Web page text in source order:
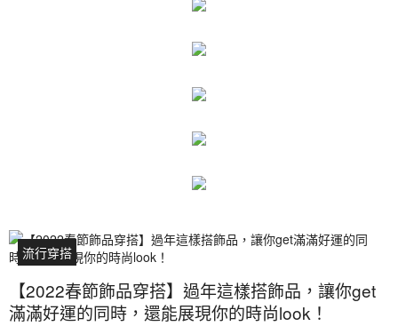
流行穿搭
【2022春節飾品穿搭】過年這樣搭飾品，讓你get
滿滿好運的同時，還能展現你的時尚look！